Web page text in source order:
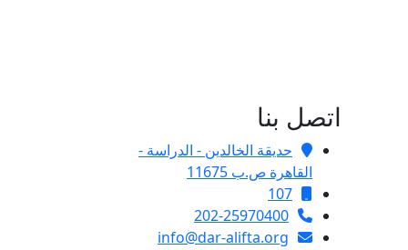
اتصل بنا
حديقة الخالدين - الدراسة -
القاهرة ص.ب 11675
107
202-25970400
info@dar-alifta.org